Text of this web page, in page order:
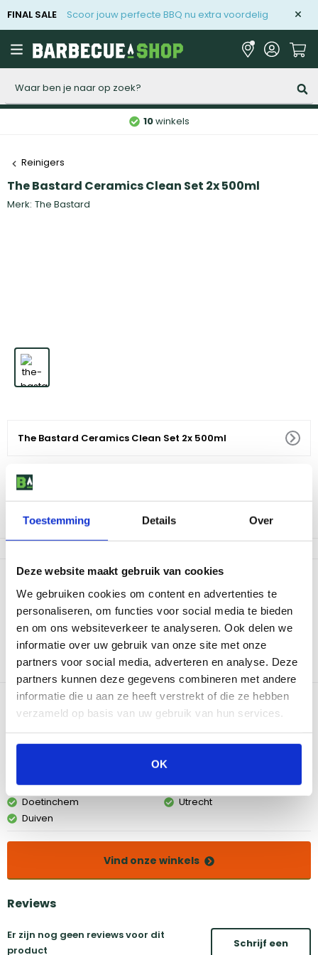
Toestemming Details Over
Deze website maakt gebruik van cookies
We gebruiken cookies om content en advertenties te
personaliseren, om functies voor social media te bieden
en om ons websiteverkeer te analyseren. Ook delen we
informatie over uw gebruik van onze site met onze
partners voor social media, adverteren en analyse. Deze
partners kunnen deze gegevens combineren met andere
informatie die u aan ze heeft verstrekt of die ze hebben
verzameld op basis van uw gebruik van hun services.
OK
FINAL SALE Scoor jouw perfecte BBQ nu extra voordelig
10winkels
Reinigers
The Bastard Ceramics Clean Set 2x 500ml
Merk: The Bastard
The Bastard Ceramics Clean Set 2x 500ml
29,99
Voor 18:00 besteld, morgen in huis
Af te halen in 9 winkels
Productomschrijving
De kracht van iedere kamado zit in de wand. Het keramiek zorgt
voor de geweldige isolatie waar kamado barbecues om bekend
staan. Het is dus belangrijk om het keramiek van jouw The
Bastard barbecue goed te onderhouden! Met deze cleaner kit
heb je twee flesjes keramiekreiniger van 500ml die speciaal
gemaakt zijn voor kamado barbecue's.
Bekijk dit product in onze winkels
Den Bosch
Doetinchem
Duiven
Naarden
Utrecht
Vind onze winkels
Reviews
Er zijn nog geen reviews voor dit
product
Schrijf een